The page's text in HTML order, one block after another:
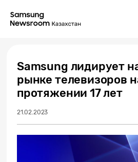
Samsung лидирует
рынке телевизоров
протяжении 17 лет
21.02.2023